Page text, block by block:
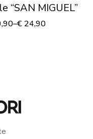
“SAN MIGUEL”
–€ 24,90